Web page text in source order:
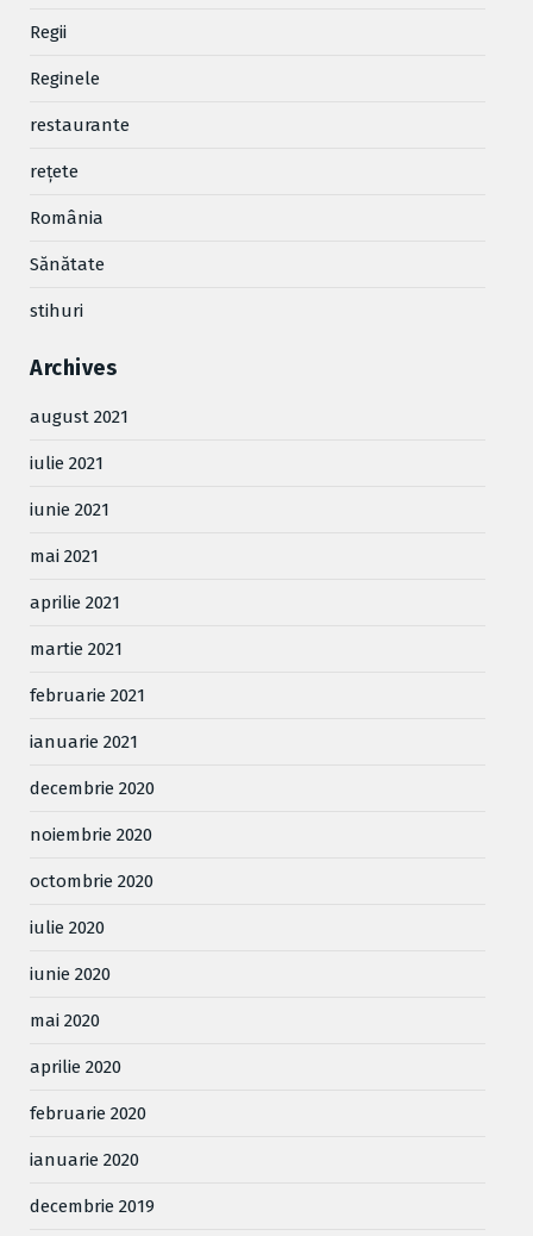
Regii
Reginele
restaurante
reţete
România
Sănătate
stihuri
Archives
august 2021
iulie 2021
iunie 2021
mai 2021
aprilie 2021
martie 2021
februarie 2021
ianuarie 2021
decembrie 2020
noiembrie 2020
octombrie 2020
iulie 2020
iunie 2020
mai 2020
aprilie 2020
februarie 2020
ianuarie 2020
decembrie 2019